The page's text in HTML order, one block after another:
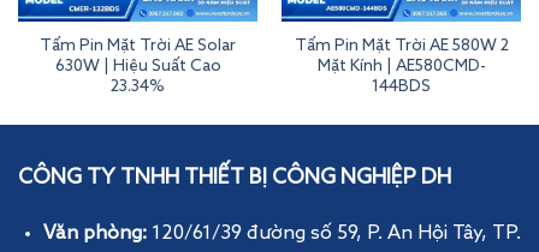
Tấm Pin Mặt Trời AE Solar
630W | Hiệu Suất Cao
23.34%
Tấm Pin Mặt Trời AE 580W 2
Mặt Kính | AE580CMD-
144BDS
Tấm Pin Mặt Trời AE Solar 715W 2 Mặt Kính | TME-132BDS
CÔNG TY TNHH THIẾT BỊ CÔNG NGHIỆP DH
Văn phòng: 120/61/39 đường số 59, P. An Hội Tây, TP.